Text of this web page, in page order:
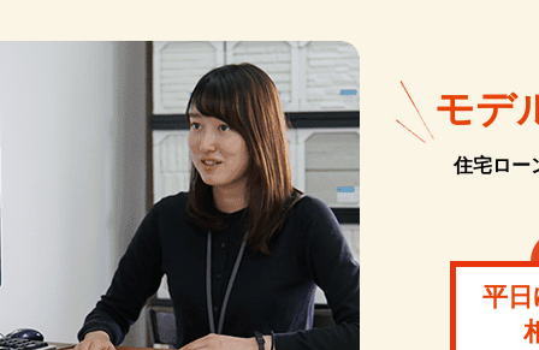
モデ
住宅ロー
平